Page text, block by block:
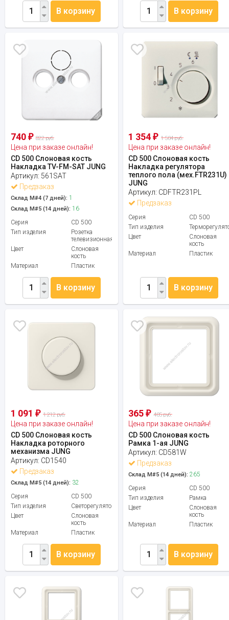
В корзину В корзину
740 ₽ 822 руб.
Цена при заказе онлайн!
CD 500 Слоновая кость
Накладка TV-FM-SAT JUNG
Артикул: 561SAT
Предзаказ
Склад М#4 (7 дней): 1
Склад М#5 (14 дней): 16
Серия
CD 500
Тип изделия
Розетка
телевизионная
Цвет
Слоновая
кость
Материал
Пластик
В корзину
1 354₽ 1 504 руб.
Цена при заказе онлайн!
CD 500 Слоновая кость
Накладка регулятора
теплого пола (мех.FTR231U)
JUNG
Артикул: CDFTR231PL
Предзаказ
Серия
CD 500
Тип изделия
Цвет
Слоновая
кость
Материал
Пластик
В корзину
1 091 ₽ 1 212 руб.
Цена при заказе онлайн!
CD 500 Слоновая кость
Накладка роторного
механизма JUNG
Артикул: CD1540
Предзаказ
Склад М#5 (14 дней): 32
Серия
CD 500
Тип изделия
Светорегулятор
Цвет
Слоновая
кость
Материал
Пластик
В корзину
365₽ 405 руб.
Цена при заказе онлайн!
CD 500 Слоновая кость
Рамка 1-ая JUNG
Артикул: CD581W
Предзаказ
Склад М#5 (14 дней): 265
Серия
CD 500
Тип изделия
Рамка
Цвет
Слоновая
кость
Материал
Пластик
В корзину